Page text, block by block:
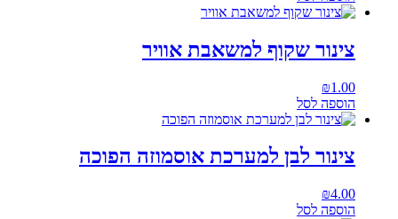
צינור שקוף למשאבת אוויר
₪1.00
הוספה לסל
צינור לבן למערכת אוסמוזה הפוכה
₪4.00
הוספה לסל